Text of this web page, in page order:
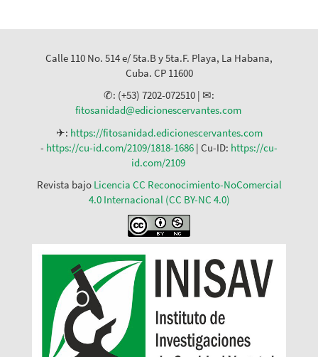
Calle 110 No. 514 e/ 5ta.B y 5ta.F. Playa, La Habana,
Cuba. CP 11600
✆: (+53) 7202-072510 | ✉:
fitosanidad@edicionescervantes.com
✈: https://fitosanidad.edicionescervantes.com
- https://cu-id.com/2109/1818-1686 | Cu-ID: https://cu-
id.com/2109
Revista bajo Licencia CC Reconocimiento-NoComercial
4.0 Internacional (CC BY-NC 4.0)